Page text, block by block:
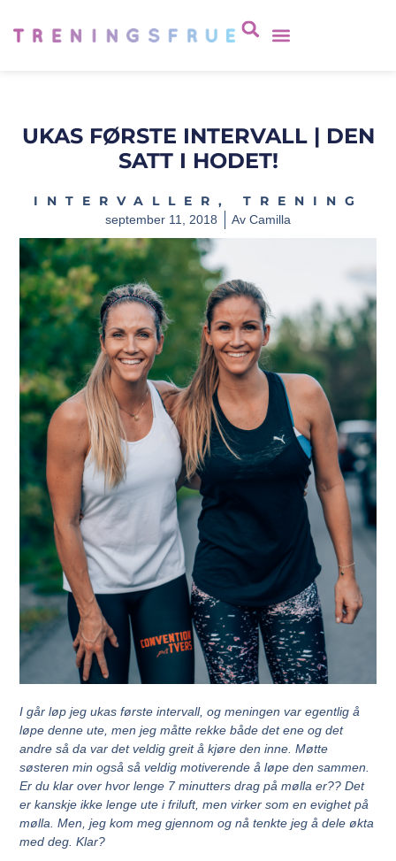
UKAS FØRSTE INTERVALL | DEN
SATT I HODET!
INTERVALLER , TRENING
september 11, 2018 Av Camilla
I går løp jeg ukas første intervall, og meningen var egentlig å
løpe denne ute, men jeg måtte rekke både det ene og det
andre så da var det veldig greit å kjøre den inne. Møtte
søsteren min også så veldig motiverende å løpe den sammen.
Er du klar over hvor lenge 7 minutters drag på mølla er?? Det
er kanskje ikke lenge ute i friluft, men virker som en evighet på
mølla. Men, jeg kom meg gjennom og nå tenkte jeg å dele økta
med deg. Klar?